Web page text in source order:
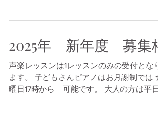
話にて 詳細をお伝えします。
2025年 新年度 募集枠
声楽レッスンは1レッスンのみの受付となり
ます。 子どもさんピアノはお月謝制では